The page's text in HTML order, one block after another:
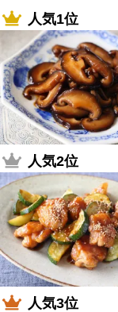
人気1位
人気2位
人気3位